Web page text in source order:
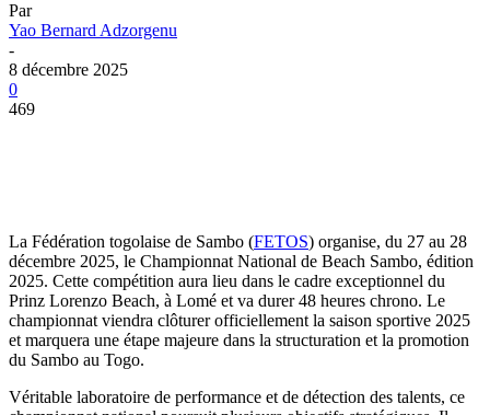
Par
Yao Bernard Adzorgenu
-
8 décembre 2025
0
469
La Fédération togolaise de Sambo (FETOS) organise, du 27 au 28
décembre 2025, le Championnat National de Beach Sambo, édition
2025. Cette compétition aura lieu dans le cadre exceptionnel du
Prinz Lorenzo Beach, à Lomé et va durer 48 heures chrono. Le
championnat viendra clôturer officiellement la saison sportive 2025
et marquera une étape majeure dans la structuration et la promotion
du Sambo au Togo.
Véritable laboratoire de performance et de détection des talents, ce